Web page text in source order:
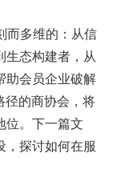
而多维的：从信
生态构建者，从
助会员企业破解
径的商协会，将
位。下一篇文
，探讨如何在服